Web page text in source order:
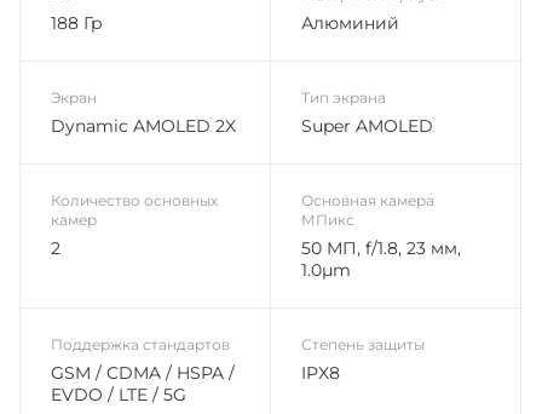
188 Гр Алюминий
Экран
Dynamic AMOLED 2X
Тип экрана
Super AMOLED
Количество основных
камер
2
Основная камера
МПикс
50 МП, f/1.8, 23 мм,
1.0µm
Поддержка стандартов
GSM / CDMA / HSPA /
EVDO / LTE / 5G
Степень защиты
IPX8